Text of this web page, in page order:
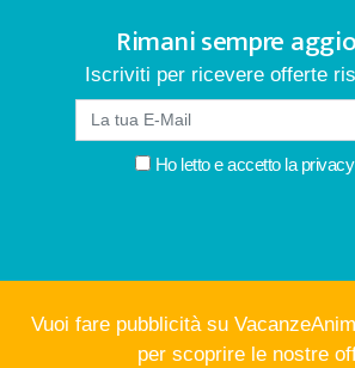
Rimani sempre
Iscriviti per ricevere offerte
Ho letto e accetto la
Vuoi fare pubblicità su
per scoprire le nostre